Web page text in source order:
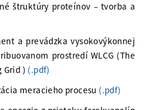
štruktúry proteínov – tvorba a
a prevádzka vysokovýkonnej
prostredí WLCG (The
Grid ) (.pdf)
meracieho procesu (.pdf)